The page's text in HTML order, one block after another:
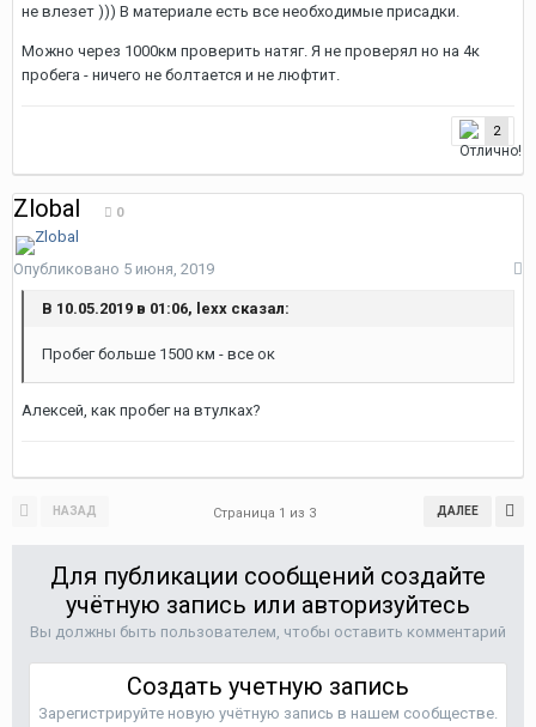
не влезет ))) В материале есть все необходимые присадки.
Можно через 1000км проверить натяг. Я не проверял но на 4к
пробега - ничего не болтается и не люфтит.
2
Zlobal 0
Опубликовано 5 июня, 2019
В 10.05.2019 в 01:06, lexx сказал:
Пробег больше 1500 км - все ок
Алексей, как пробег на втулках?
НАЗАД ДАЛЕЕ
Страница 1 из 3
Для публикации сообщений создайте
учётную запись или авторизуйтесь
Вы должны быть пользователем, чтобы оставить комментарий
Создать учетную запись
Зарегистрируйте новую учётную запись в нашем сообществе.